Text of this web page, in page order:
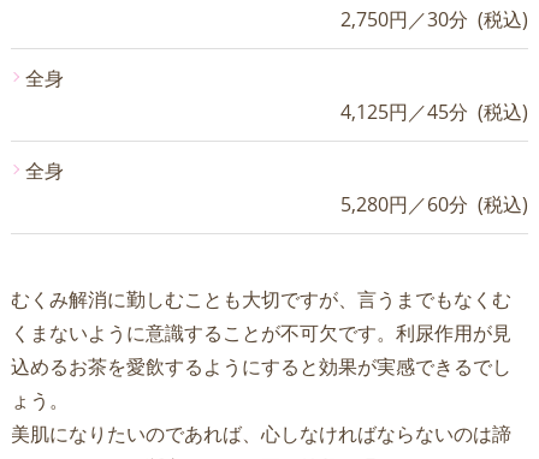
2,750円／30分 (税込)
全身
4,125円／45分 (税込)
全身
5,280円／60分 (税込)
むくみ解消に勤しむことも大切ですが、言うまでもなくむ
くまないように意識することが不可欠です。利尿作用が見
込めるお茶を愛飲するようにすると効果が実感できるでし
ょう。
美肌になりたいのであれば、心しなければならないのは諦